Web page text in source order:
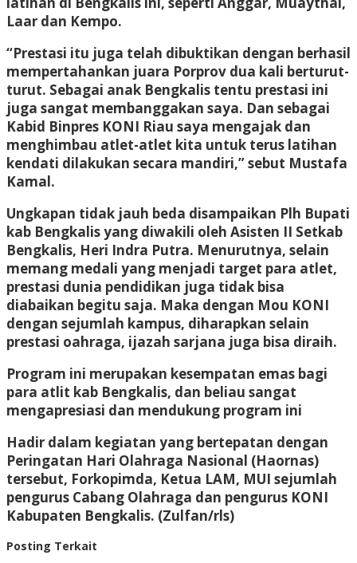
Laar dan Kempo.
“Prestasi itu juga telah dibuktikan dengan berhasil
mempertahankan juara Porprov dua kali berturut-
turut. Sebagai anak Bengkalis tentu prestasi ini
juga sangat membanggakan saya. Dan sebagai
Kabid Binpres KONI Riau saya mengajak dan
menghimbau atlet-atlet kita untuk terus latihan
kendati dilakukan secara mandiri,” sebut Mustafa
Kamal.
Ungkapan tidak jauh beda disampaikan Plh Bupati
kab Bengkalis yang diwakili oleh Asisten II Setkab
Bengkalis, Heri Indra Putra. Menurutnya, selain
memang medali yang menjadi target para atlet,
prestasi dunia pendidikan juga tidak bisa
diabaikan begitu saja. Maka dengan Mou KONI
dengan sejumlah kampus, diharapkan selain
prestasi oahraga, ijazah sarjana juga bisa diraih.
Program ini merupakan kesempatan emas bagi
para atlit kab Bengkalis, dan beliau sangat
mengapresiasi dan mendukung program ini
Hadir dalam kegiatan yang bertepatan dengan
Peringatan Hari Olahraga Nasional (Haornas)
tersebut, Forkopimda, Ketua LAM, MUI sejumlah
pengurus Cabang Olahraga dan pengurus KONI
Kabupaten Bengkalis. (Zulfan/rls)
Posting Terkait